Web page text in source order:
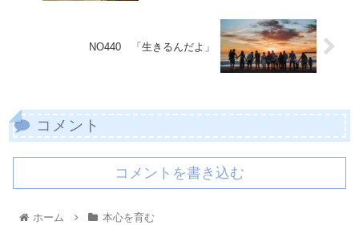
NO440 「生きるんだよ」
コメント
コメントを書き込む
ホーム 本心を育む